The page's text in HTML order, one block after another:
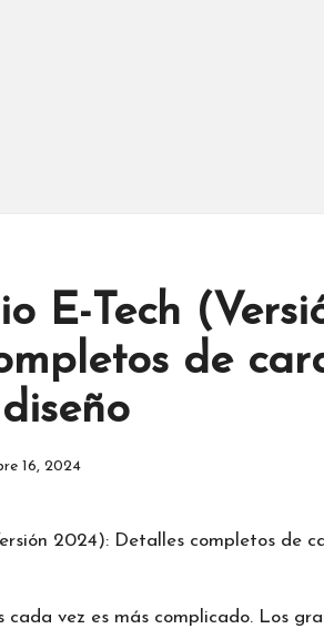
E-Tech
de
16, 2024
vez es más complicado. Los